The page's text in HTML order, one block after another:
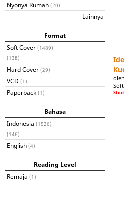
Nyonya Rumah (20)
Lainnya
Format
Soft Cover (1489)
(138)
Hard Cover (29)
VCD (1)
Paperback (1)
Bahasa
Indonesia (1526)
(146)
English (4)
Reading Level
Remaja (1)